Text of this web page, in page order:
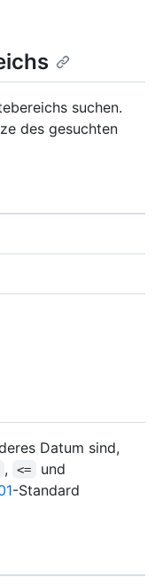
suchen.
des gesuchten
Datum sind,
, <=
und
-Standard